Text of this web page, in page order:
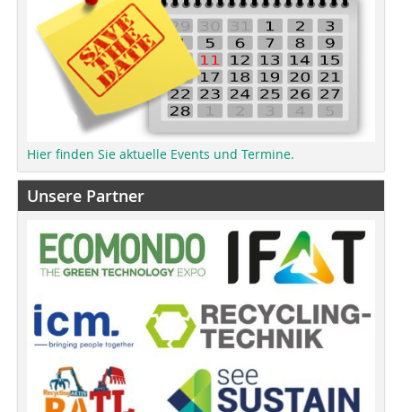
Hier finden Sie aktuelle Events und Termine.
Unsere Partner